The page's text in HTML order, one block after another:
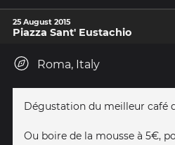
25 August 2015
Piazza Sant' Eustachio
Roma, Italy
Dégustation du meilleur café
Ou boire de la mousse à 5€,